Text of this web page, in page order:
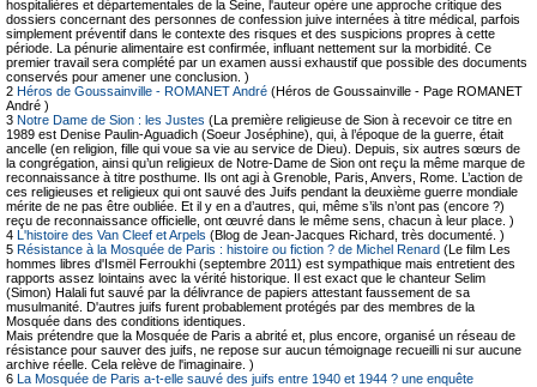
hospitalières et départementales de la Seine, l'auteur opère une approche critique des
dossiers concernant des personnes de confession juive internées à titre médical, parfois
simplement préventif dans le contexte des risques et des suspicions propres à cette
période. La pénurie alimentaire est confirmée, influant nettement sur la morbidité. Ce
premier travail sera complété par un examen aussi exhaustif que possible des documents
conservés pour amener une conclusion. )
2 Héros de Goussainville - ROMANET André (Héros de Goussainville - Page ROMANET
André )
3 Notre Dame de Sion : les Justes (La première religieuse de Sion à recevoir ce titre en
1989 est Denise Paulin-Aguadich (Soeur Joséphine), qui, à l’époque de la guerre, était
ancelle (en religion, fille qui voue sa vie au service de Dieu). Depuis, six autres sœurs de
la congrégation, ainsi qu’un religieux de Notre-Dame de Sion ont reçu la même marque de
reconnaissance à titre posthume. Ils ont agi à Grenoble, Paris, Anvers, Rome. L’action de
ces religieuses et religieux qui ont sauvé des Juifs pendant la deuxième guerre mondiale
mérite de ne pas être oubliée. Et il y en a d’autres, qui, même s’ils n’ont pas (encore ?)
reçu de reconnaissance officielle, ont œuvré dans le même sens, chacun à leur place. )
4 L'histoire des Van Cleef et Arpels (Blog de Jean-Jacques Richard, très documenté. )
5 Résistance à la Mosquée de Paris : histoire ou fiction ? de Michel Renard (Le film Les
hommes libres d'Ismël Ferroukhi (septembre 2011) est sympathique mais entretient des
rapports assez lointains avec la vérité historique. Il est exact que le chanteur Selim
(Simon) Halali fut sauvé par la délivrance de papiers attestant faussement de sa
musulmanité. D'autres juifs furent probablement protégés par des membres de la
Mosquée dans des conditions identiques.
Mais prétendre que la Mosquée de Paris a abrité et, plus encore, organisé un réseau de
résistance pour sauver des juifs, ne repose sur aucun témoignage recueilli ni sur aucune
archive réelle. Cela relève de l'imaginaire. )
6 La Mosquée de Paris a-t-elle sauvé des juifs entre 1940 et 1944 ? une enquête